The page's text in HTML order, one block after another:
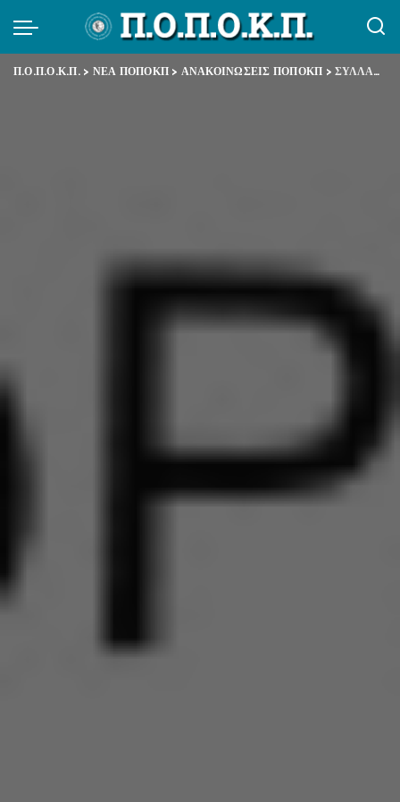
Π.Ο.Π.Ο.Κ.Π.> ΝΕΑ ΠΟΠΟΚΠ > ΑΝΑΚΟΙΝΩΣΕΙΣ ΠΟΠΟΚΠ >ΣΥΛΛΑΛΗΤΗΡΙΑ ΠΕΜΠΤΗ 6 ΦΛΕΒΑΡΗ 2020